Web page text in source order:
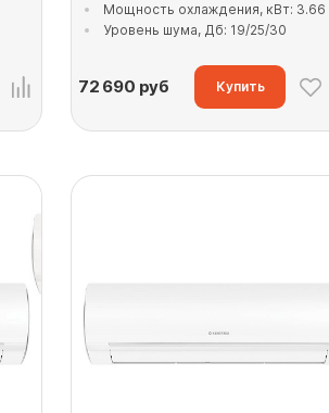
Мощность охлаждения, кВт: 3.66
Уровень шума, Дб: 19/25/30
72 690 руб Купить